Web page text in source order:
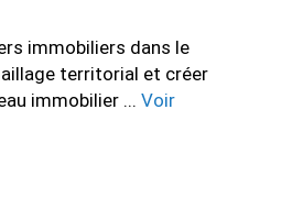
immobiliers dans le
territorial et créer
immobilier ... Voir